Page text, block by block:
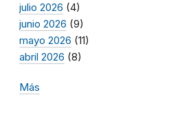
julio 2026 (4)
junio 2026 (9)
mayo 2026 (11)
abril 2026 (8)
Más